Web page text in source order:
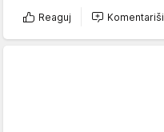
Reaguj Komentariši